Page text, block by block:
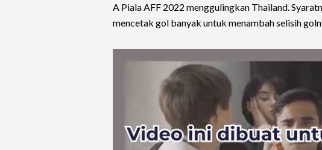
A Piala AFF 2022 menggulingkan Thailand.
mencetak gol banyak untuk menambah selisih